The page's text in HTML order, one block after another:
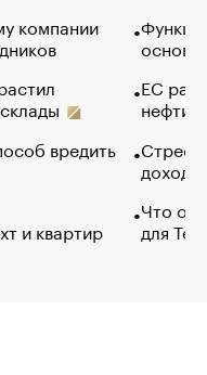
компании
вредить
и квартир
основ
ЕС
нефти
Что
для